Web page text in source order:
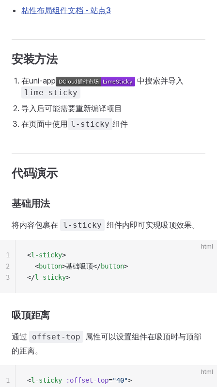
粘性布局组件文档 - 站点3
安装方法
在uni-app 中搜索并导入
lime-sticky
导入后可能需要重新编译项目
在页面中使用 l-sticky 组件
代码演示
基础用法
将内容包裹在 l-sticky 组件内即可实现吸顶效果。
html
<l-sticky>
  <
button>基础吸顶</button>
</l-sticky>
1
2
3
吸顶距离
通过 offset-top
属性可以设置组件在吸顶时与顶部
的距离。
html
<l-sticky :offset-top="40">
1